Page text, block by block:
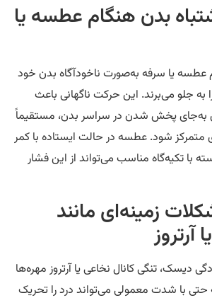
بدن هنگام عطسه یا
یا سرفه به‌صورت ناخودآگاه بدن خود
می‌برند. این حرکت ناگهانی باعث
پخش شدن در سراسر بدن، مستقیماً
شود. عطسه در حالت ایستاده با کمر
مناسب می‌تواند از این فشار
زمینه‌ای مانند
تنگی کانال نخاعی یا آرتروز مهره‌ها
شدت معمولی می‌تواند درد را تحریک